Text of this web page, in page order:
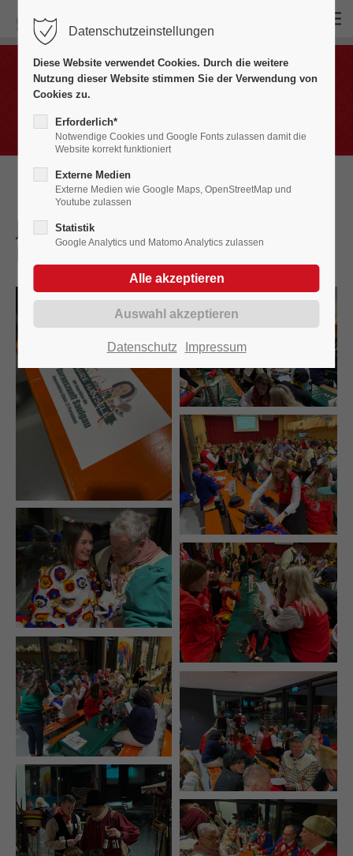
Login
Benutzername
Anmelden
Register|Lost your password?
Support
Lorem ipsum dolor sit amet:
24h/ 365days
We offer support for our customers
Mon - Fri 8:00am - 5:00pm
(GMT +1)
Get in touch
Cybersteel Inc.
376-293 City Road, Suite 600
San Francisco, CA 94102
Have any questions?
+44 1234 567 890
Drop us a line
info@yourdomain.com
About us
Lorem ipsum dolor sit amet, consectetuer
Bildergalerien
Jubiläumsabend „Brauchtum &
Musik“, Geisingen2023
Datenschutzeinstellungen
Diese Website verwendet Cookies. Durch die weitere
Nutzung dieser Website stimmen Sie der Verwendung von
Cookies zu.
Erforderlich*
Notwendige Cookies und Google Fonts zulassen damit die
Website korrekt funktioniert
Externe Medien
Externe Medien wie Google Maps, OpenStreetMap und
Youtube zulassen
Statistik
Google Analytics und Matomo Analytics zulassen
Datenschutz Impressum